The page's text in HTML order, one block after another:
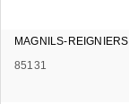
MAGNILS-REIGNIERS
85131